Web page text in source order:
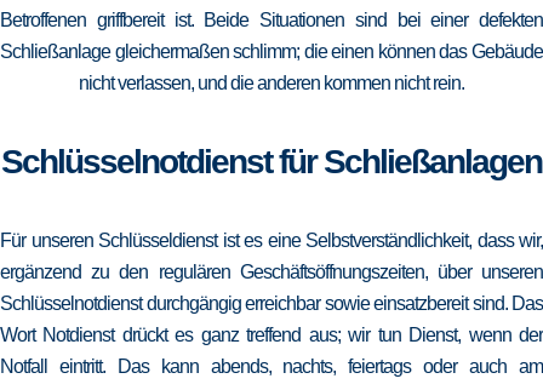
Betroffenen griffbereit ist. Beide Situationen sind bei einer defekten
Schließanlage gleichermaßen schlimm; die einen können das Gebäude
nicht verlassen, und die anderen kommen nicht rein.
Schlüsselnotdienst für Schließanlagen
Für unseren Schlüsseldienst ist es eine Selbstverständlichkeit, dass wir,
ergänzend zu den regulären Geschäftsöffnungszeiten, über unseren
Schlüsselnotdienst durchgängig erreichbar sowie einsatzbereit sind. Das
Wort Notdienst drückt es ganz treffend aus; wir tun Dienst, wenn der
Notfall eintritt. Das kann abends, nachts, feiertags oder auch am